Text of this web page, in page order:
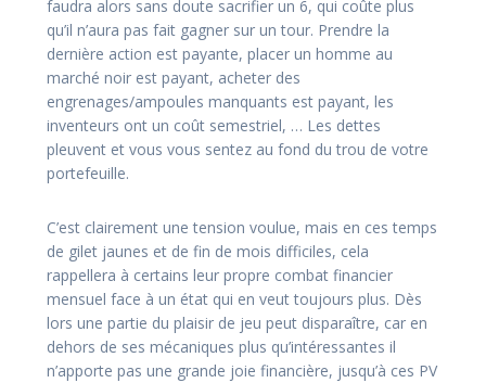
faudra alors sans doute sacrifier un 6, qui coûte plus
qu’il n’aura pas fait gagner sur un tour. Prendre la
dernière action est payante, placer un homme au
marché noir est payant, acheter des
engrenages/ampoules manquants est payant, les
inventeurs ont un coût semestriel, … Les dettes
pleuvent et vous vous sentez au fond du trou de votre
portefeuille.
C’est clairement une tension voulue, mais en ces temps
de gilet jaunes et de fin de mois difficiles, cela
rappellera à certains leur propre combat financier
mensuel face à un état qui en veut toujours plus. Dès
lors une partie du plaisir de jeu peut disparaître, car en
dehors de ses mécaniques plus qu’intéressantes il
n’apporte pas une grande joie financière, jusqu’à ces PV